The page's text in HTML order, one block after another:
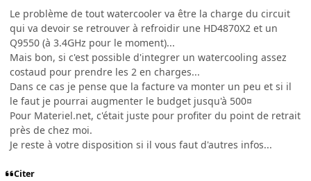
Le problème de tout watercooler va être la charge du circuit
qui va devoir se retrouver à refroidir une HD4870X2 et un
Q9550 (à 3.4GHz pour le moment)...
Mais bon, si c'est possible d'integrer un watercooling assez
costaud pour prendre les 2 en charges...
Dans ce cas je pense que la facture va monter un peu et si il
le faut je pourrai augmenter le budget jusqu'à 500¤
Pour Materiel.net, c'était juste pour profiter du point de retrait
près de chez moi.
Je reste à votre disposition si il vous faut d'autres infos...
Citer